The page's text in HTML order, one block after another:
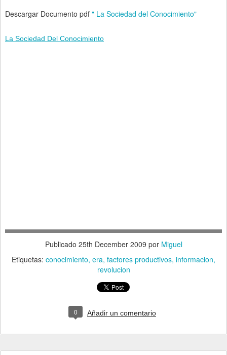
Descargar Documento pdf " La Sociedad del Conocimiento"
La Sociedad Del Conocimiento
Publicado 25th December 2009 por Miguel
Etiquetas: conocimiento era factores productivos informacion
revolucion
0 Añadir un comentario